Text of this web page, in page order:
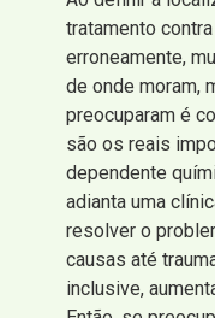
tratamento
erroneamente,
de onde moram,
preocuparam é
são os reais
dependente
adianta uma
resolver o
causas até
inclusive,